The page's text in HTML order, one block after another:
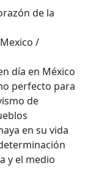
de la
/
día en México
perfecto para
de
en su vida
y el medio